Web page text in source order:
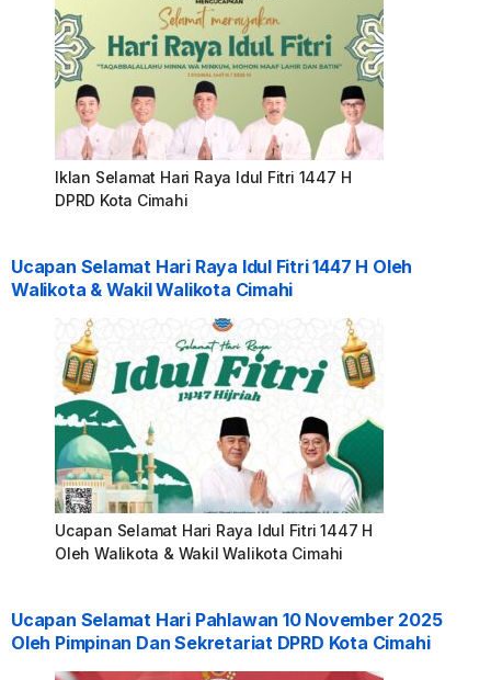
Iklan Selamat Hari Raya Idul Fitri 1447 H
DPRD Kota Cimahi
Ucapan Selamat Hari Raya Idul Fitri 1447 H Oleh
Walikota & Wakil Walikota Cimahi
Ucapan Selamat Hari Raya Idul Fitri 1447 H
Oleh Walikota & Wakil Walikota Cimahi
Ucapan Selamat Hari Pahlawan 10 November 2025
Oleh Pimpinan Dan Sekretariat DPRD Kota Cimahi